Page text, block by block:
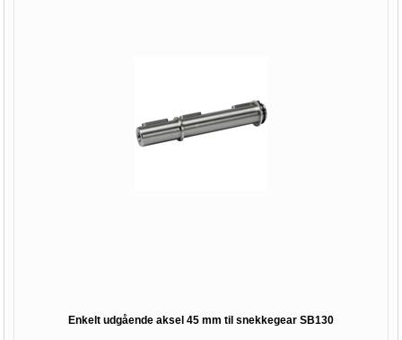
Enkelt udgående aksel 45 mm til snekkegear SB130